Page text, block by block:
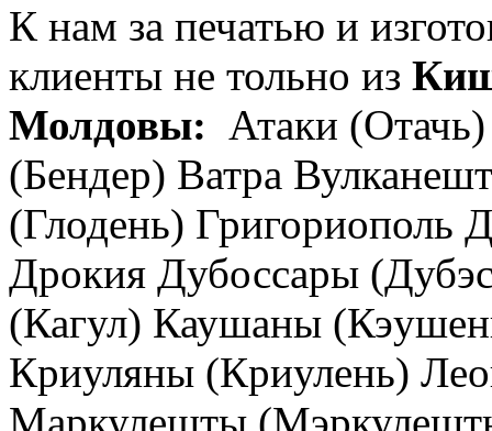
К нам за печатью и
клиенты не тольно из
Молдовы: Атаки
(Бендер) Ватра
(Глодень)
Дрокия Дубоссары
(Кагул) Каушаны
Криуляны (Криулень)
Маркулешты